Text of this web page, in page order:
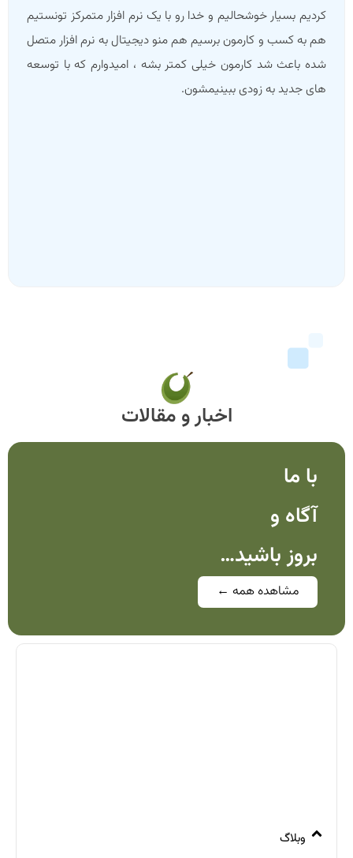
آقای احمدزاده ، مدیر IT مجموعه گرگانی
در سال 1394مجموعه رفاهی گرکانی (مجموعه وزارت اقتصاد
ودارائی) تصمیم گرفتند که کلیه قسمتهای مجموعه در شهرهای
اخبار و مقالات
با ما
آگاه و
بروز باشید…
مشاهده همه ←
وبلاگ